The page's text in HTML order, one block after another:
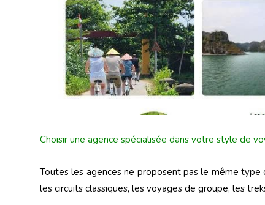
Choisir une agence spécialisée dans votre style de
Toutes les agences ne proposent pas le même type
les circuits classiques, les voyages de groupe, les